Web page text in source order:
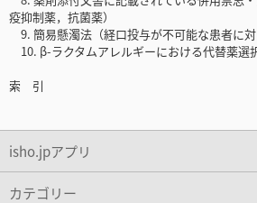
疫抑制薬，抗菌薬）
9. 簡易懸濁法（経口投与が不可能な患者に対
10. β-ラクタムアレルギーにおける代替薬選
索 引
isho.jpアプリ
カテゴリー